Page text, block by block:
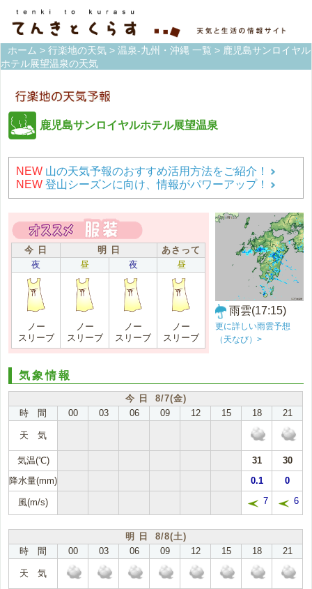
ホーム > 行楽地の天気 > 温泉-九州・沖縄 一覧 > 鹿児島サンロイヤル
ホテル展望温泉の天気
鹿児島サンロイヤルホテル展望温泉
NEW 山の天気予報のおすすめ活用方法をご紹介！
NEW 登山シーズンに向け、情報がパワーアップ！
今 日 明 日
あさって
夜
昼 夜 昼
ノー
スリーブ
ノー
スリーブ
ノー
スリーブ
ノー
スリーブ
雨雲(17:15)
更に詳しい雨雲予想
（天なび）>
気象情報
今 日 8/7(金)
時 間
00 03 06 09 12 15 18 21
天 気
気温(℃) 31
30
降水量(mm)
0.1 0
風(m/s) 7 6
明 日 8/8(土)
時 間
00 03 06 09 12 15 18 21
天 気